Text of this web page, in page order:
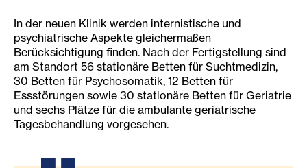
In der neuen Klinik werden internistische und
psychiatrische Aspekte gleichermaßen
Berücksichtigung finden. Nach der Fertigstellung sind
am Standort 56 stationäre Betten für Suchtmedizin,
30 Betten für Psychosomatik, 12 Betten für
Essstörungen sowie 30 stationäre Betten für Geriatrie
und sechs Plätze für die ambulante geriatrische
Tagesbehandlung vorgesehen.